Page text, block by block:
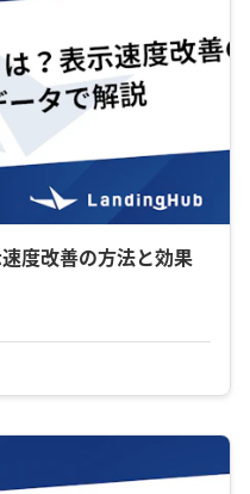
度改善の方法と効果